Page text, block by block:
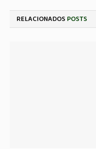
RELACIONADOS POSTS